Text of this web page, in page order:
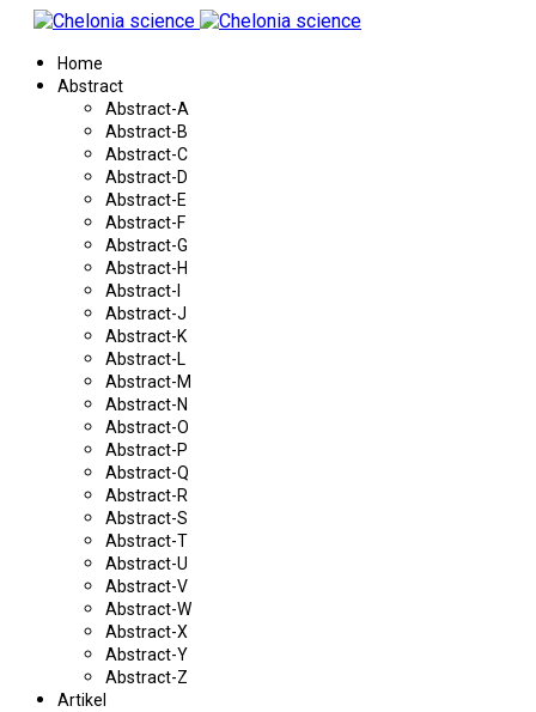
Home
Abstract
Abstract-A
Abstract-B
Abstract-C
Abstract-D
Abstract-E
Abstract-F
Abstract-G
Abstract-H
Abstract-I
Abstract-J
Abstract-K
Abstract-L
Abstract-M
Abstract-N
Abstract-O
Abstract-P
Abstract-Q
Abstract-R
Abstract-S
Abstract-T
Abstract-U
Abstract-V
Abstract-W
Abstract-X
Abstract-Y
Abstract-Z
Artikel